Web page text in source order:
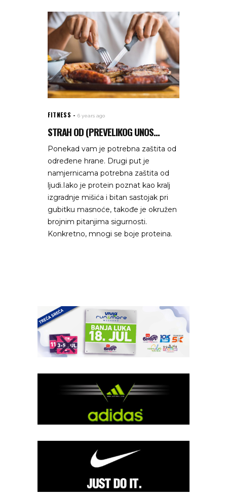
FITNESS 6 years ago
STRAH OD (PREVELIKOG UNOS...
Ponekad vam je potrebna zaštita od
određene hrane. Drugi put je
namjernicama potrebna zaštita od
ljudi.Iako je protein poznat kao kralj
izgradnje mišića i bitan sastojak pri
gubitku masnoće, takođe je okružen
brojnim pitanjima sigurnosti.
Konkretno, mnogi se boje proteina.